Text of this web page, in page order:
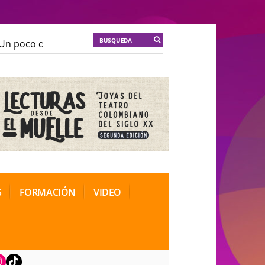
poco de locura para la cordura
de Teatro Rosa
FORMACIÓN VIDEO
TikTok